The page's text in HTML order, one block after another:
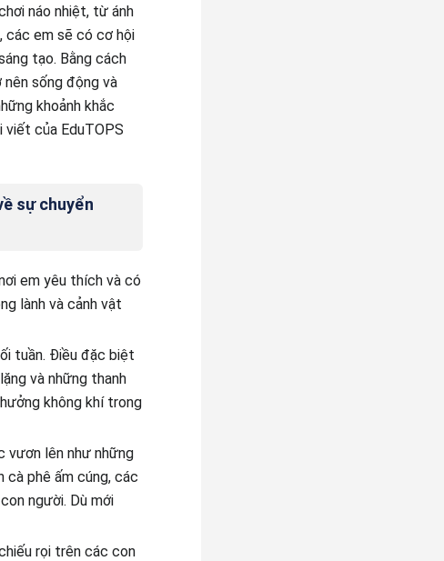
náo nhiệt, từ ánh
các em sẽ có cơ hội
tạo. Bằng cách
sống động và
khoảnh khắc
viết của EduTOPS
sự chuyển
em yêu thích và có
lành và cảnh vật
tuần. Điều đặc biệt
và những thanh
không khí trong
vươn lên như những
cà phê ấm cúng, các
người. Dù mới
rọi trên các con